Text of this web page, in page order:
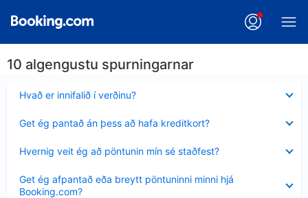
10 algengustu spurningarnar
Hvað er innifalið í verðinu?
sýnt
Get ég pantað án þess að hafa kreditkort?
sýnt
Hvernig veit ég að pöntunin mín sé staðfest?
sýnt
Get ég afpantað eða breytt pöntuninni minni hjá
Booking.com?
sýnt